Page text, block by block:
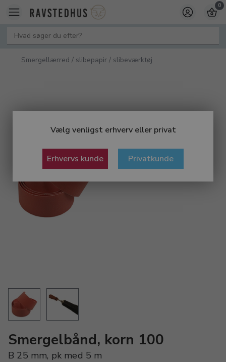
Vælg venligst erhverv eller privat
Erhvervs kunde Privatkunde
0
Smergellærred / slibepapir / slibeværktøj
Smergelbånd, korn 100
B 25 mm, pk med 5 m